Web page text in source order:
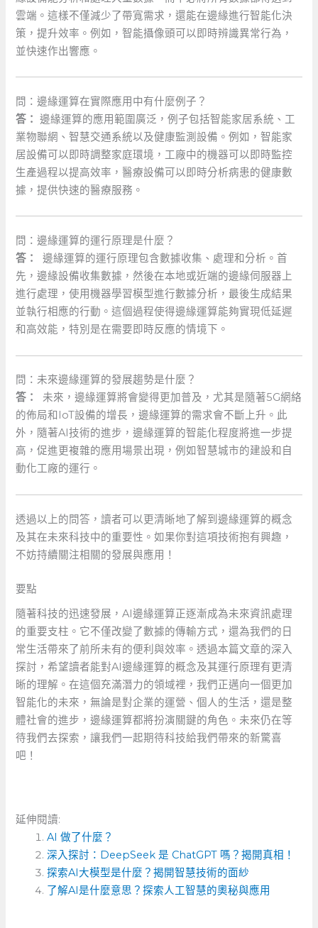
雲端。這樣不僅減少了帶寬需求，還能在邊緣進行智能化決
策，提升效率。例如，智能攝像頭可以即時辨識異常行為，
並快速作出響應。
問：邊緣運算在實際應用中有什麼例子？
答： 邊緣運算的應用範圍廣泛，例子包括智能家居系統、工
業物聯網、智慧交通系統以及健康監測設備。例如，智能家
居設備可以即時調整家庭環境，工廠中的機器可以即時監控
生產過程以提高效率，醫療設備可以即時分析病患的健康數
據，提供快速的醫療服務。
問：邊緣運算的運行原理是什麼？
答：
‌ 邊緣運算的運行原理包含數據收集、處理和分析。首
先，邊緣設備收集數據，然後在本地或近端的邊緣伺服器上
進行處理，使用機器學習模型進行數據分析，最後生成結果
並執行相應的行動。這個過程使得邊緣運算能夠實現低延遲
和高效能，特別是在需要即時反應的情境下。
問：未來邊緣運算的發展趨勢是什麼？
答：
‌ 未來，邊緣運算將會變得更加普及，尤其是隨著5G網絡
的佈局和IoT設備的增長，邊緣運算的需求會不斷上升。此
外，隨著AI技術的進步，邊緣運算的智能化程度將進一步提
高，促進更複雜的應用場景出現，例如智慧城市的建設和自
動化工廠的運行。
透過以上的問答，讀者可以更清晰地了解到邊緣運算的概念
及其在未來科技中的重要性。如果你對這項技術抱有興趣，
不妨持續關注相關的發展與應用！
要點
隨著科技的迅速發展，AI邊緣運算正逐漸成為未來資訊處理
的重要支柱。它不僅改變了數據的傳輸方式，還為我們的日
常生活帶來了前所未有的便利與效率。透過本篇文章的深入
探討，希望讀者能對AI邊緣運算的概念及其運行原理有更清
晰的理解。在這個充滿潛力的領域裡，我們正邁向一個更加
智能化的未來，無論是對企業的運營、個人的生活，還是整
體社會的進步，邊緣運算都將扮演關鍵的角色。未來仍在等
待我們去探索，讓我們一起期待科技給我們帶來的新驚喜
吧！
延伸閱讀:
AI 做了什麼？
深入探討：DeepSeek 是 ChatGPT 嗎？揭開真相！
探索AI大模型是什麼？揭開智慧技術的面紗
了解AI是什麼意思？探索人工智慧的奧秘與應用